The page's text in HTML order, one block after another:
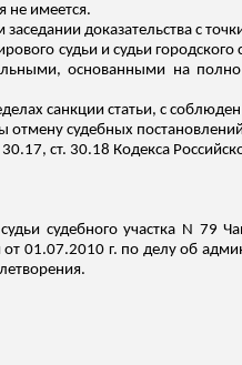
не имеется.
доказательства с
судьи и судьи городского
основанными на
санкции статьи, с
судебных постановлений
30.17, ст. 30.18 Кодекса
судебного участка N 79
от 01.07.2010 г. по делу об